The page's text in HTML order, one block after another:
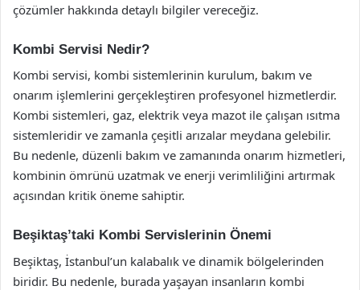
çözümler hakkında detaylı bilgiler vereceğiz.
Kombi Servisi Nedir?
Kombi servisi, kombi sistemlerinin kurulum, bakım ve
onarım işlemlerini gerçekleştiren profesyonel hizmetlerdir.
Kombi sistemleri, gaz, elektrik veya mazot ile çalışan ısıtma
sistemleridir ve zamanla çeşitli arızalar meydana gelebilir.
Bu nedenle, düzenli bakım ve zamanında onarım hizmetleri,
kombinin ömrünü uzatmak ve enerji verimliliğini artırmak
açısından kritik öneme sahiptir.
Beşiktaş’taki Kombi Servislerinin Önemi
Beşiktaş, İstanbul’un kalabalık ve dinamik bölgelerinden
biridir. Bu nedenle, burada yaşayan insanların kombi